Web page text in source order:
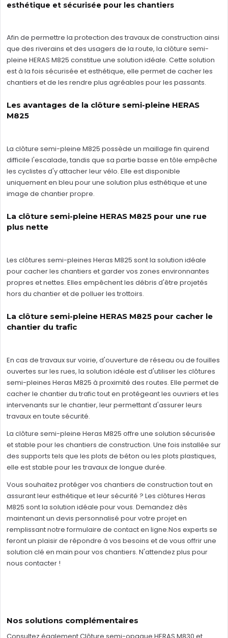
esthétique et sécurisée pour les chantiers
Afin de permettre la protection des travaux de construction ainsi
que des riverains et des usagers de la route, la clôture semi-
pleine HERAS M825 constitue une solution idéale. Cette solution
est à la fois sécurisée et esthétique, elle permet de cacher les
chantiers et de les rendre plus agréables pour les passants.
Les avantages de la clôture semi-pleine HERAS
M825
La clôture semi-pleine M825 possède un maillage fin quirend
difficile l'escalade, tandis que sa partie basse en tôle empêche
les cyclistes d'y attacher leur vélo. Elle est disponible
uniquement en bleu pour une solution plus esthétique et une
image de chantier propre.
La clôture semi-pleine HERAS M825 pour une rue
plus nette
Les clôtures semi-pleines Heras M825 sont la solution idéale
pour cacher les chantiers et garder vos zones environnantes
propres et nettes. Elles empêchent les débris d'être projetés
hors du chantier et de polluer les trottoirs.
La clôture semi-pleine HERAS M825 pour cacher le
chantier du trafic
En cas de travaux sur voirie, d'ouverture de réseau ou de fouilles
ouvertes sur les rues, la solution idéale est d'utiliser les clôtures
semi-pleines Heras M825 à proximité des routes. Elle permet de
cacher le chantier du trafic tout en protégeant les ouvriers et les
intervenants sur le chantier, leur permettant d'assurer leurs
travaux en toute sécurité.
La clôture semi-pleine Heras M825 offre une solution sécurisée
et stable pour les chantiers de construction. Une fois installée sur
des supports tels que les plots de béton ou les plots plastiques,
elle est stable pour les travaux de longue durée.
Vous souhaitez protéger vos chantiers de construction tout en
assurant leur esthétique et leur sécurité ? Les clôtures Heras
M825 sont la solution idéale pour vous. Demandez dès
maintenant un devis personnalisé pour votre projet en
remplissant notre formulaire de contact en ligne.Nos experts se
feront un plaisir de répondre à vos besoins et de vous offrir une
solution clé en main pour vos chantiers. N'attendez plus pour
nous contacter !
Nos solutions complémentaires